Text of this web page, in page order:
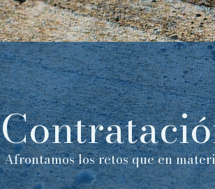
Afrontamos los retos que en